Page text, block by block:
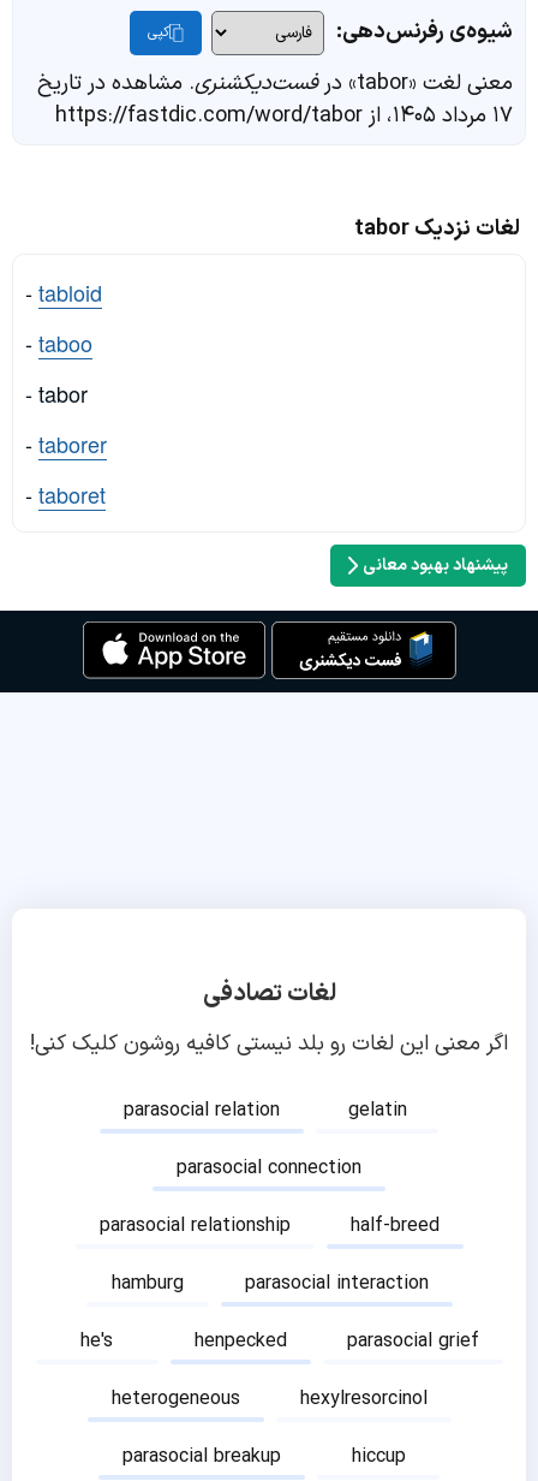
شیوه‌ی رفرنس‌دهی: کپی
معنی لغت «tabor» در فست‌دیکشنری. مشاهده در تاریخ
۱۷ مرداد ۱۴۰۵، از https://fastdic.com/word/tabor
لغات نزدیک tabor
-tabloid
-taboo
- tabor
-taborer
-taboret
پیشنهاد بهبود معانی
لغات تصادفی
اگر معنی این لغات رو بلد نیستی کافیه روشون کلیک کنی!
parasocial relation
gelatin
parasocial connection
parasocial relationship
half-breed
hamburg
parasocial interaction
he's
henpecked
parasocial grief
heterogeneous
hexylresorcinol
parasocial breakup
hiccup